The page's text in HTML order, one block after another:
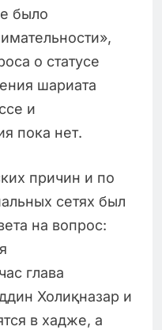
было
о статусе
шариата
и
пока нет.
причин и по
сетях был
на вопрос:
глава
Холиқназар и
в хадже, а